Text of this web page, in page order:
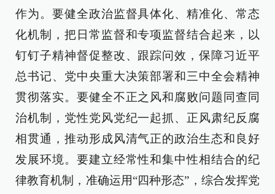
作为。要健全政治监督具体化、精准化、常态
化机制，把日常监督和专项监督结合起来，以
钉钉子精神督促整改、跟踪问效，保障习近平
总书记、党中央重大决策部署和三中全会精神
贯彻落实。要健全不正之风和腐败问题同查同
治机制，党性党风党纪一起抓、正风肃纪反腐
相贯通，推动形成风清气正的政治生态和良好
发展环境。要建立经常性和集中性相结合的纪
律教育机制，准确运用“四种形态”，综合发挥党